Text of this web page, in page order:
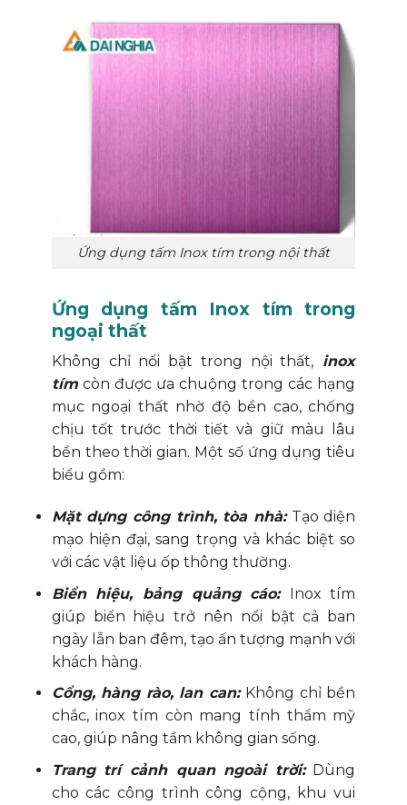
Ứng dụng tấm Inox tím trong nội thất
Ứng dụng tấm Inox tím trong
ngoại thất
Không chỉ nổi bật trong nội thất, inox
tímcòn được ưa chuộng trong các hạng
mục ngoại thất nhờ độ bền cao, chống
chịu tốt trước thời tiết và giữ màu lâu
bền theo thời gian. Một số ứng dụng tiêu
biểu gồm:
Mặt dựng công trình, tòa nhà:Tạo diện
mạo hiện đại, sang trọng và khác biệt so
với các vật liệu ốp thông thường.
Biển hiệu, bảng quảng cáo: Inox tím
giúp biển hiệu trở nên nổi bật cả ban
ngày lẫn ban đêm, tạo ấn tượng mạnh với
khách hàng.
Cổng, hàng rào, lan can: Không chỉ bền
chắc, inox tím còn mang tính thẩm mỹ
cao, giúp nâng tầm không gian sống.
Trang trí cảnh quan ngoài trời:Dùng
cho các công trình công cộng, khu vui